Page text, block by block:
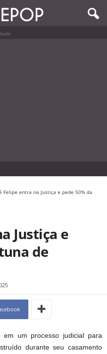
Felipe entra na Justiça e pede 50% da
Justiça e
de
um processo judicial para
durante seu casamento